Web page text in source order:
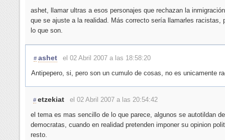
ashet, llamar ultras a esos personajes que rechazan la
que se ajuste a la realidad. Más correcto sería llamarles racistas,
lo que son.
# ashet
el 02 Abril 2007 a las 18:58:20
Antipepero, si, pero son un cumulo de cosas, no es unicamente
# etzekiat
el 02 Abril 2007 a las 20:54:42
el tema es mas sencillo de lo que parece, algunos se autotildan de
democratas, cuando en realidad pretenden imponer su opinion
resto.